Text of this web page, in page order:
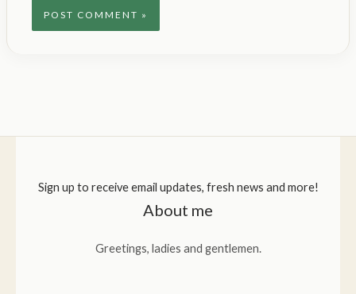
Sign up to receive email updates, fresh news and more!
About me
Greetings, ladies and gentlemen.